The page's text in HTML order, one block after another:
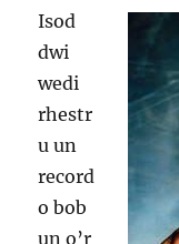
Isod
dwi
wedi
rhestr
u un
record
o bob
un o’r